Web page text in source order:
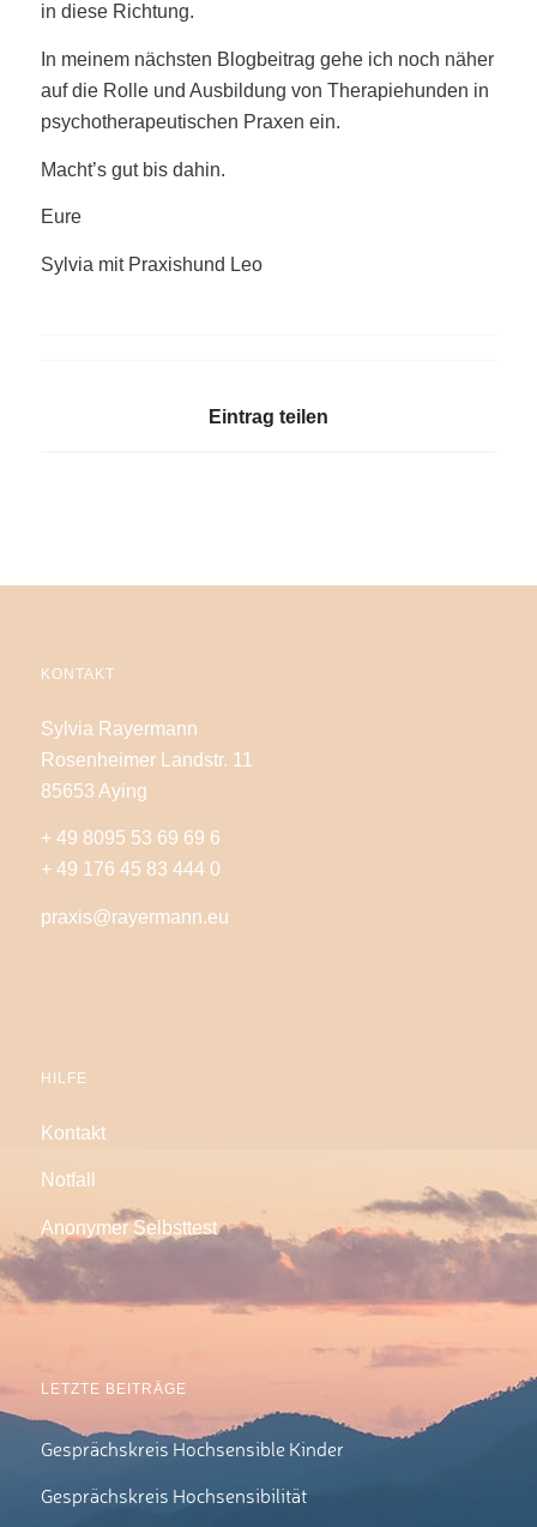
in diese Richtung.
In meinem nächsten Blogbeitrag gehe ich noch näher
auf die Rolle und Ausbildung von Therapiehunden in
psychotherapeutischen Praxen ein.
Macht’s gut bis dahin.
Eure
Sylvia mit Praxishund Leo
Eintrag teilen
KONTAKT
Sylvia Rayermann
Rosenheimer Landstr. 11
85653 Aying
+ 49 8095 53 69 69 6
+ 49 176 45 83 444 0
praxis@rayermann.eu
HILFE
Kontakt
Notfall
Anonymer Selbsttest
LETZTE BEITRÄGE
Gesprächskreis Hochsensible Kinder
Gesprächskreis Hochsensibilität